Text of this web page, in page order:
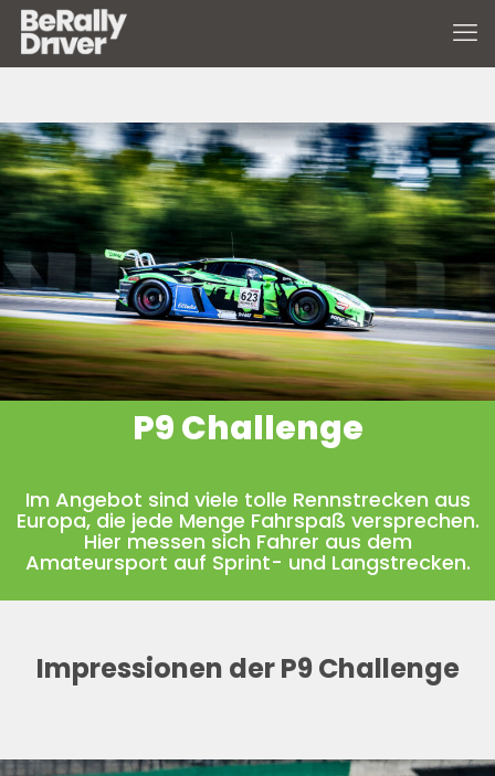
P9 Challenge
Im Angebot sind viele tolle Rennstrecken aus
Europa, die jede Menge Fahrspaß versprechen.
Hier messen sich Fahrer aus dem
Amateursport auf Sprint- und Langstrecken.
Impressionen der P9 Challenge